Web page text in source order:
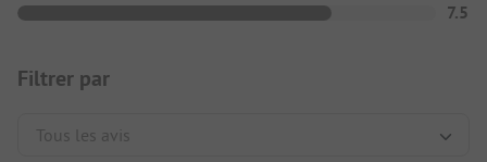
7.5
Filtrer par